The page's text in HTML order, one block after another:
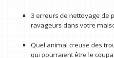
3 erreurs de nettoyage de
ravageurs dans votre
Quel animal creuse des
qui pourraient être le